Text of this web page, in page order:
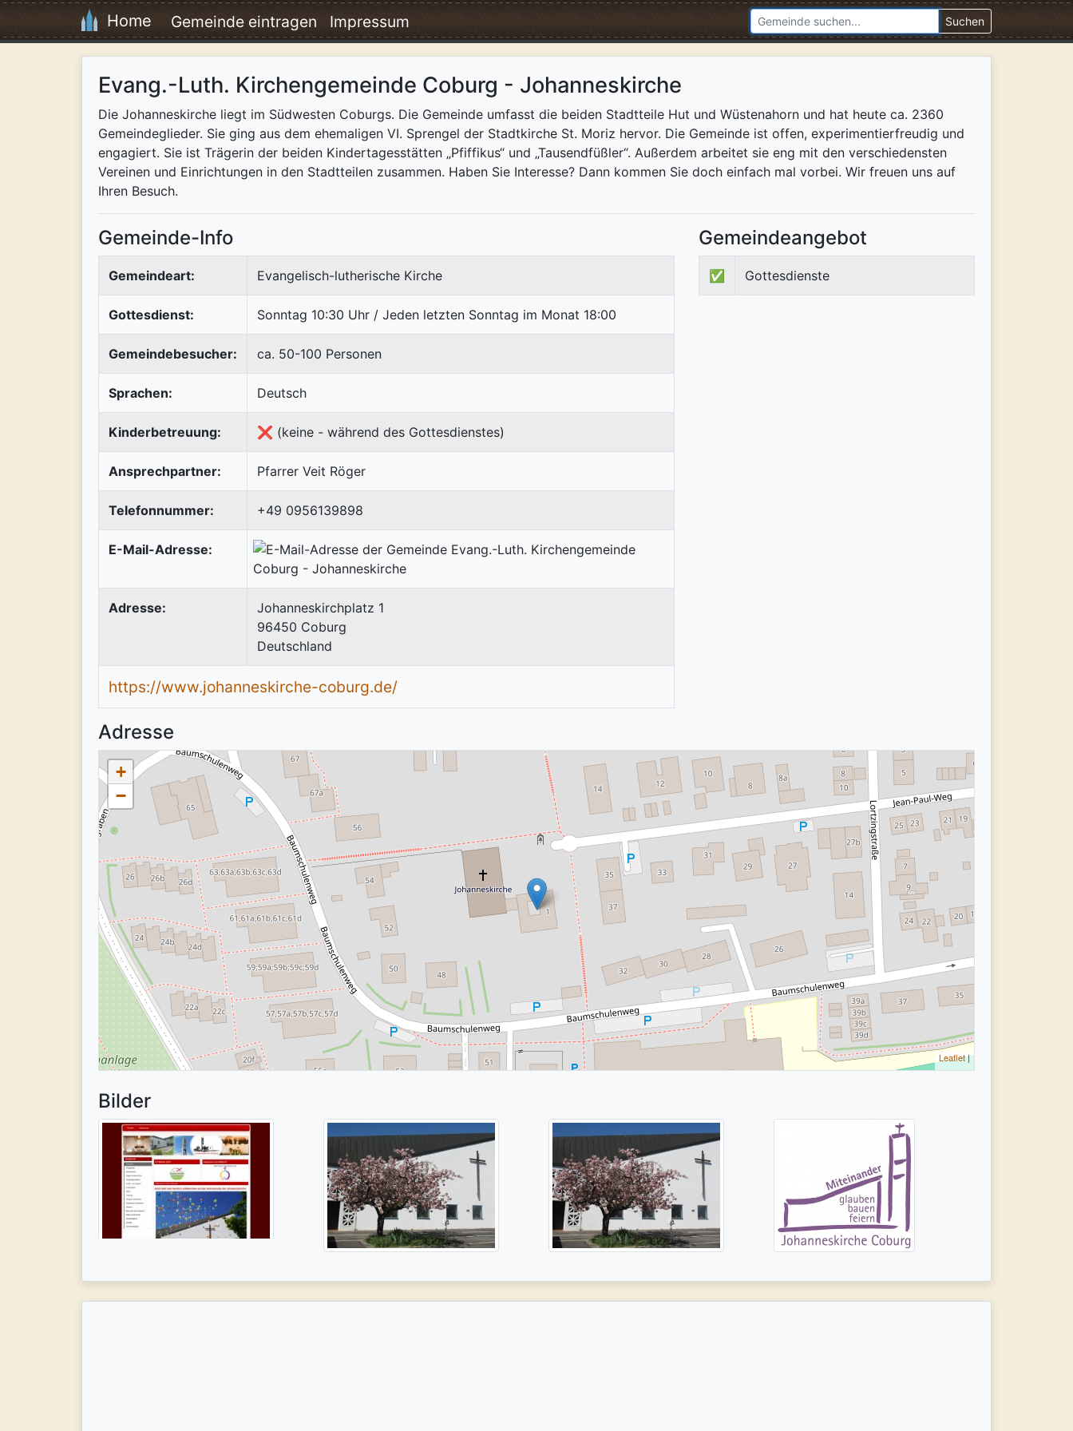
Home Gemeinde eintragen Impressum Suchen
Evang.-Luth. Kirchengemeinde Coburg - Johanneskirche
Die Johanneskirche liegt im Südwesten Coburgs. Die Gemeinde umfasst die beiden Stadtteile Hut und Wüstenahorn und hat heute ca. 2360
Gemeindeglieder. Sie ging aus dem ehemaligen VI. Sprengel der Stadtkirche St. Moriz hervor. Die Gemeinde ist offen, experimentierfreudig und
engagiert. Sie ist Trägerin der beiden Kindertagesstätten „Pfiffikus“ und „Tausendfüßler“. Außerdem arbeitet sie eng mit den verschiedensten
Vereinen und Einrichtungen in den Stadtteilen zusammen. Haben Sie Interesse? Dann kommen Sie doch einfach mal vorbei. Wir freuen uns auf
Ihren Besuch.
Gemeinde-Info
Gemeindeart: Evangelisch-lutherische Kirche
Gottesdienst: Sonntag 10:30 Uhr / Jeden letzten Sonntag im Monat 18:00
Gemeindebesucher: ca. 50-100 Personen
Sprachen: Deutsch
Kinderbetreuung: ❌ (keine - während des Gottesdienstes)
Ansprechpartner: Pfarrer Veit Röger
Telefonnummer: +49 0956139898
E-Mail-Adresse:
Adresse:
Johanneskirchplatz 1
96450 Coburg
Deutschland
https://www.johanneskirche-coburg.de/
Gemeindeangebot
✅ Gottesdienste
Adresse
+
−
Leaflet|
Bilder